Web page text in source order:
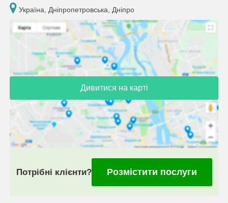
Україна, Дніпропетровська, Дніпро
Дивитися на карті
Потрібні клієнти? Розмістити послуги